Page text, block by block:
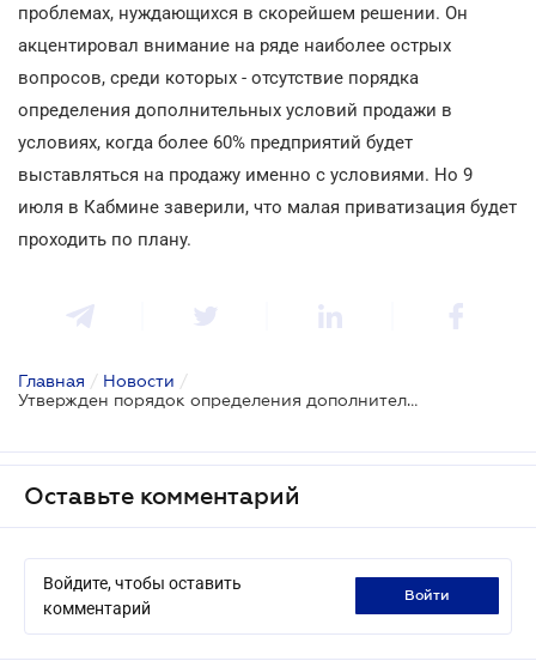
проблемах, нуждающихся в скорейшем решении. Он
акцентировал внимание на ряде наиболее острых
вопросов, среди которых - отсутствие порядка
определения дополнительных условий продажи в
условиях, когда более 60% предприятий будет
выставляться на продажу именно с условиями. Но 9
июля в Кабмине заверили, что малая приватизация будет
проходить по плану.
Главная / Новости /
Утвержден порядок определения дополнительных условий при малой приватизации
Оставьте комментарий
Войдите, чтобы оставить
комментарий
войти